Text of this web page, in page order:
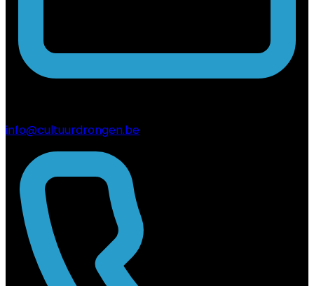
info@cultuurdrongen.be